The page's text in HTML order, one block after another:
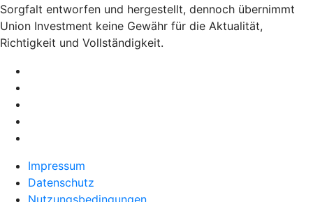
Sorgfalt entworfen und hergestellt, dennoch übernimmt
Union Investment keine Gewähr für die Aktualität,
Richtigkeit und Vollständigkeit.
Impressum
Datenschutz
Nutzungsbedingungen